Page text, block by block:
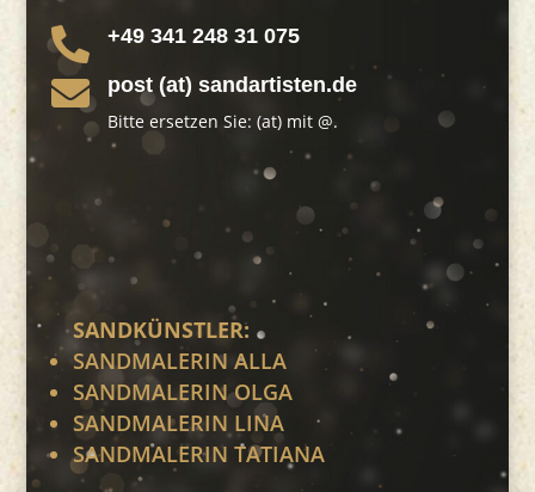
 +49 341 248 31 075
 post (at) sandartisten.de
Bitte ersetzen Sie: (at) mit @.
SANDKÜNSTLER:
SANDMALERIN ALLA
SANDMALERIN OLGA
SANDMALERIN LINA
SANDMALERIN TATIANA